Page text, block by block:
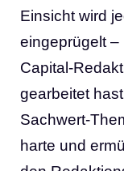
Einsicht wird
eingeprügelt –
Capital-
gearbeitet
Sachwert-
harte und